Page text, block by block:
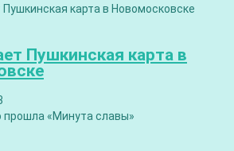
Пушкинская карта в